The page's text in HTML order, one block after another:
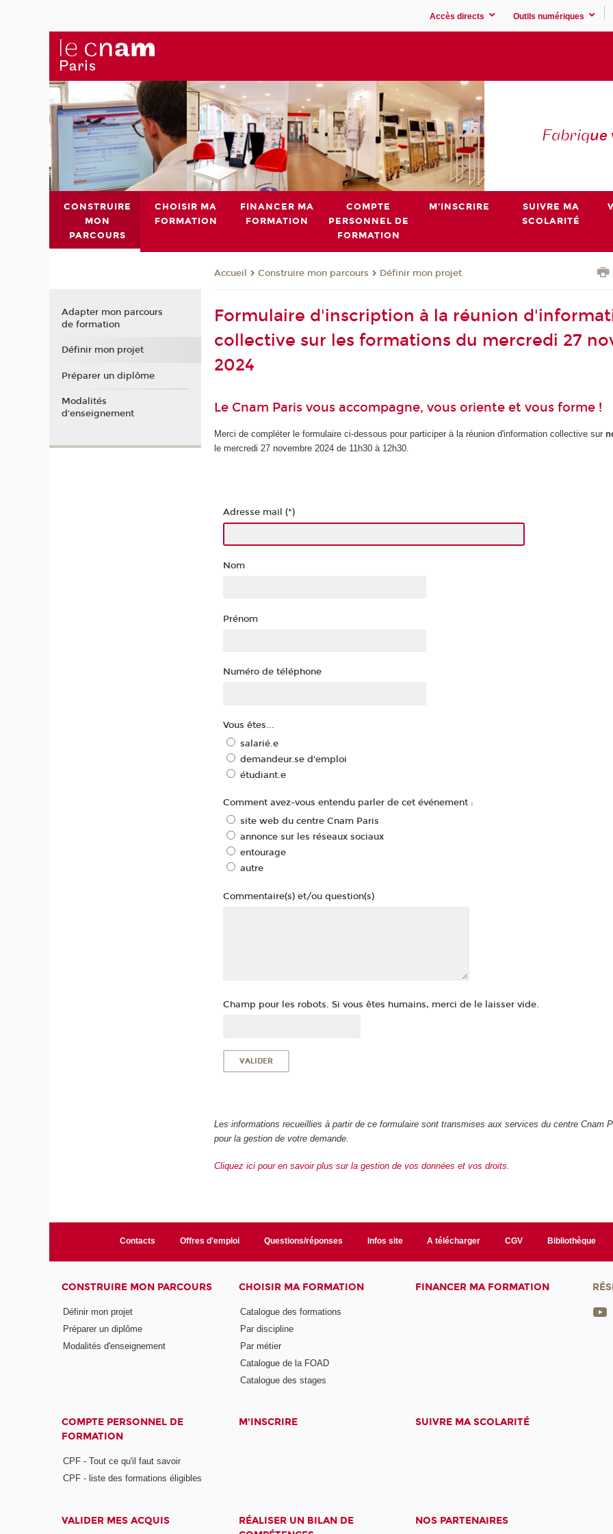
Accès directs Outils numériques
Fabrique
CONSTRUIRE
MON
PARCOURS
CHOISIR MA
FORMATION
FINANCER MA
FORMATION
COMPTE
PERSONNEL DE
FORMATION
M'INSCRIRE
SUIVRE MA
SCOLARITÉ
Accueil Construire mon parcours Définir mon projet
Formulaire d'inscription à la réunion
collective sur les formations du mercredi 27
2024
Le Cnam Paris vous accompagne, vous oriente et vous forme !
Merci de compléter le formulaire ci-dessous pour participer à la réunion d'information collective sur
le mercredi 27 novembre 2024 de 11h30 à 12h30.
Adresse mail (*)
Nom
Prénom
Numéro de téléphone
Vous êtes...
salarié.e
demandeur.se d'emploi
étudiant.e
Comment avez-vous entendu parler de cet événement :
site web du centre Cnam Paris
annonce sur les réseaux sociaux
entourage
autre
Commentaire(s) et/ou question(s)
Champ pour les robots. Si vous êtes humains, merci de le laisser vide.
Les informations recueillies à partir de ce formulaire sont transmises aux services du centre Cnam
pour la gestion de votre demande.
Cliquez ici pour en savoir plus sur la gestion de vos données et vos droits.
Adapter mon parcours
de formation
Définir mon projet
Préparer un diplôme
Modalités
d'enseignement
Contacts Offres d'emploi Questions/réponses Infos site A télécharger CGV Bibliothèque
CONSTRUIRE MON PARCOURS
Définir mon projet
Préparer un diplôme
Modalités d'enseignement
CHOISIR MA FORMATION
Catalogue des formations
Par discipline
Par métier
Catalogue de la FOAD
Catalogue des stages
FINANCER MA FORMATION
COMPTE PERSONNEL DE
FORMATION
CPF - Tout ce qu'il faut savoir
CPF - liste des formations éligibles
M'INSCRIRE SUIVRE MA SCOLARITÉ
VALIDER MES ACQUIS
RÉALISER UN BILAN DE
NOS PARTENAIRES